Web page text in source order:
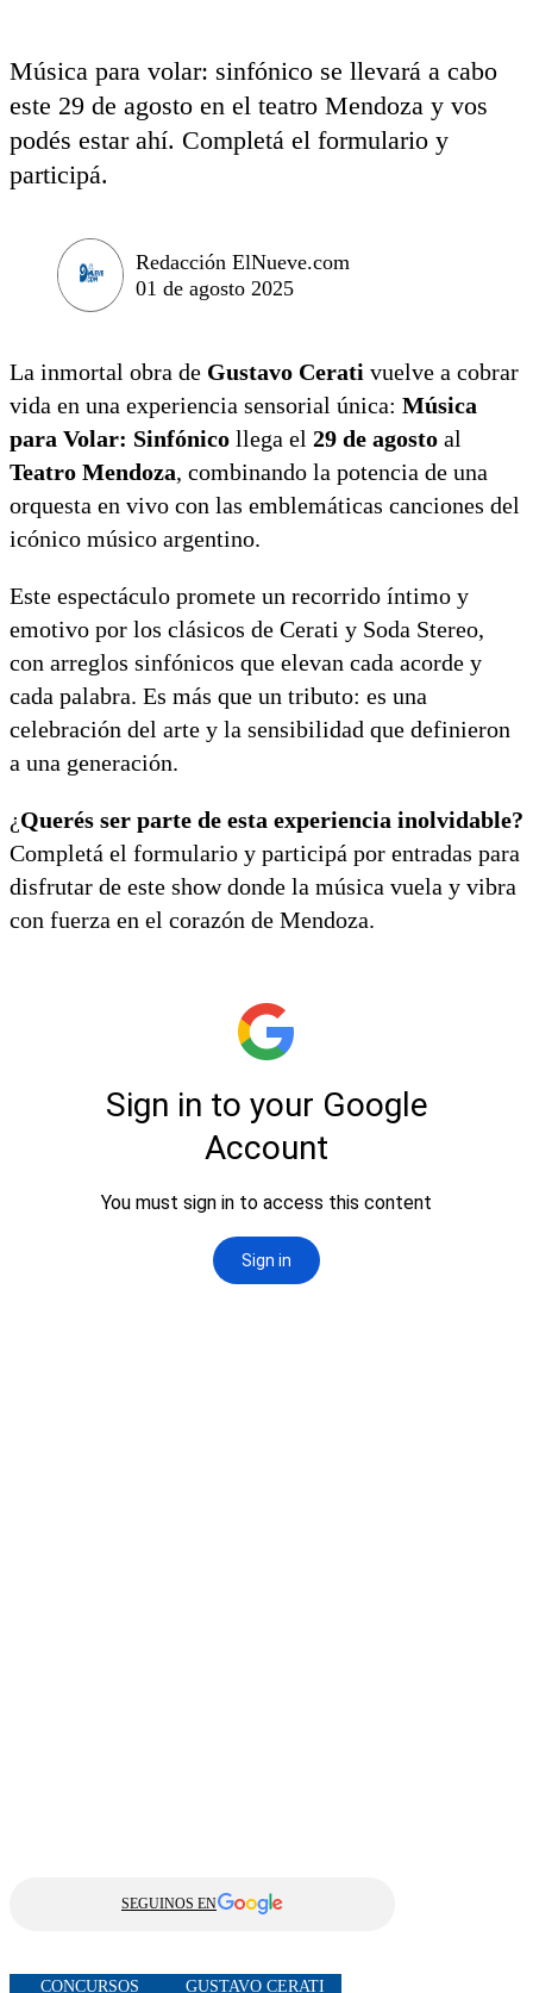
Música para volar: sinfónico se llevará a cabo
este 29 de agosto en el teatro Mendoza y vos
podés estar ahí. Completá el formulario y
participá.
Redacción ElNueve.com
01 de agosto 2025
La inmortal obra de Gustavo Cerati vuelve a cobrar
vida en una experiencia sensorial única: Música
para Volar: Sinfónico llega el 29 de agosto al
Teatro Mendoza, combinando la potencia de una
orquesta en vivo con las emblemáticas canciones del
icónico músico argentino.
Este espectáculo promete un recorrido íntimo y
emotivo por los clásicos de Cerati y Soda Stereo,
con arreglos sinfónicos que elevan cada acorde y
cada palabra. Es más que un tributo: es una
celebración del arte y la sensibilidad que definieron
a una generación.
¿Querés ser parte de esta experiencia inolvidable?
Completá el formulario y participá por entradas para
disfrutar de este show donde la música vuela y vibra
con fuerza en el corazón de Mendoza.
SEGUINOS EN
CONCURSOS GUSTAVO CERATI